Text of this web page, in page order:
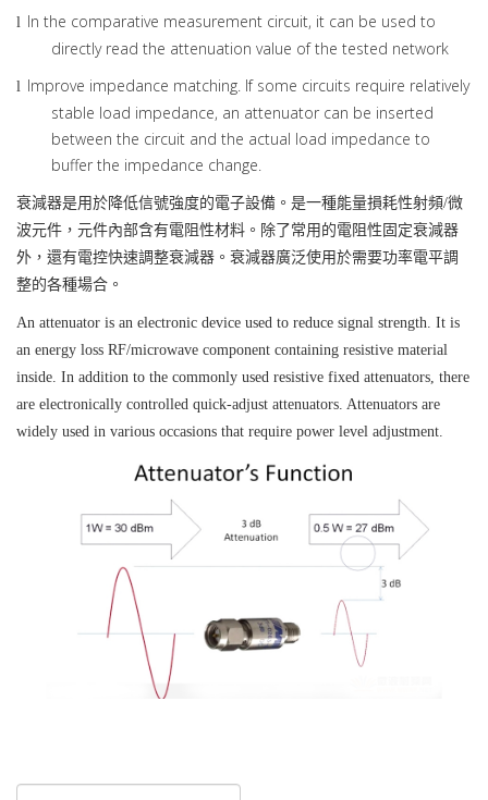
l In the comparative measurement circuit, it can be used to
directly read the attenuation value of the tested network
l Improve impedance matching. If some circuits require relatively
stable load impedance, an attenuator can be inserted
between the circuit and the actual load impedance to
buffer the impedance change.
衰減器是用於降低信號強度的電子設備。是一種能量損耗性射頻/微
波元件，元件內部含有電阻性材料。除了常用的電阻性固定衰減器
外，還有電控快速調整衰減器。衰減器廣泛使用於需要功率電平調
整的各種場合。
An attenuator is an electronic device used to reduce signal strength. It is
an energy loss RF/microwave component containing resistive material
inside. In addition to the commonly used resistive fixed attenuators, there
are electronically controlled quick-adjust attenuators. Attenuators are
widely used in various occasions that require power level adjustment.